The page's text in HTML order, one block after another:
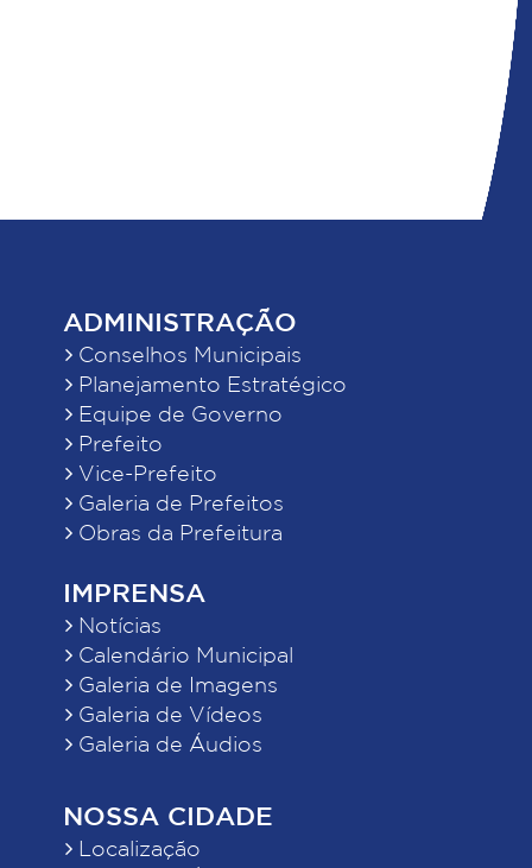
ADMINISTRAÇÃO
Conselhos Municipais
Planejamento Estratégico
Equipe de Governo
Prefeito
Vice-Prefeito
Galeria de Prefeitos
Obras da Prefeitura
IMPRENSA
Notícias
Calendário Municipal
Galeria de Imagens
Galeria de Vídeos
Galeria de Áudios
NOSSA CIDADE
Localização